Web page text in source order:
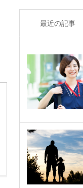
最近の記事